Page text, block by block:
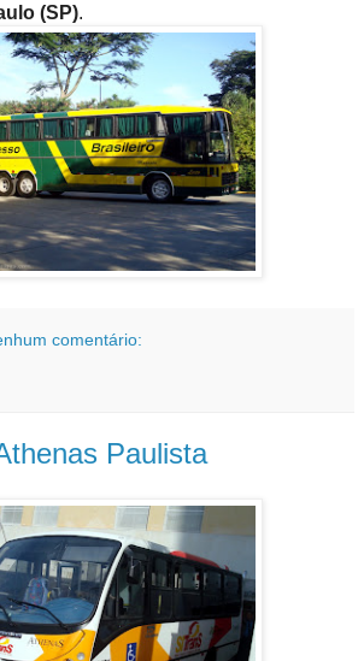
(SP).
comentário:
Paulista